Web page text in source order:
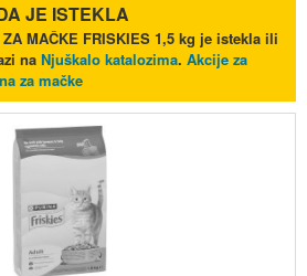
JE ISTEKLA
ZA MAČKE FRISKIES 1,5 kg je istekla ili
na Njuškalo katalozima. Akcije za
za mačke